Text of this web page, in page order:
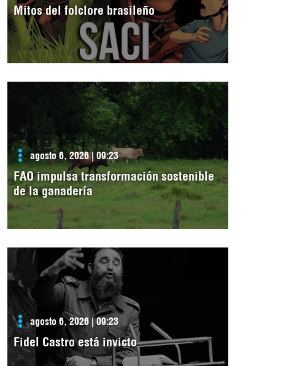
Mitos del folclore brasileño
agosto 6, 2026 | 09:23
FAO impulsa transformación sostenible
de la ganadería
agosto 6, 2026 | 09:23
Fidel Castro está invicto